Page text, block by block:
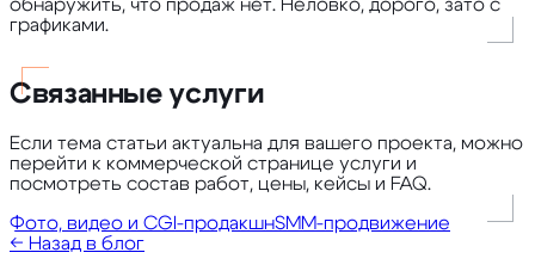
обнаружить, что продаж нет. Неловко, дорого, зато с
графиками.
Связанные услуги
Если тема статьи актуальна для вашего проекта, можно
перейти к коммерческой странице услуги и
посмотреть состав работ, цены, кейсы и FAQ.
Фото, видео и CGI-продакшнSMM-продвижение
← Назад в блог